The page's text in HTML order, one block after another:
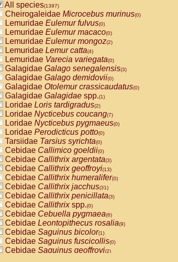
All species(1397)
Cheirogaleidae Microcebus murinus(0)
Lemuridae Eulemur fulvus(0)
Lemuridae Eulemur macaco(0)
Lemuridae Eulemur mongoz(2)
Lemuridae Lemur catta(4)
Lemuridae Varecia variegata(0)
Galagidae Galago senegalensis(3)
Galagidae Galago demidovii(0)
Galagidae Otolemur crassicaudatus(0)
Galagidae Galagidae spp.(1)
Loridae Loris tardigradus(2)
Loridae Nycticebus coucang(7)
Loridae Nycticebus pygmaeus(0)
Loridae Perodicticus potto(0)
Tarsiidae Tarsius syrichta(0)
Cebidae Callimico goeldii(0)
Cebidae Callithrix argentata(3)
Cebidae Callithrix geoffroyi(13)
Cebidae Callithrix humeralifer(0)
Cebidae Callithrix jacchus(31)
Cebidae Callithrix penicillata(3)
Cebidae Callithrixspp.(0)
Cebidae Cebuella pygmaea(6)
Cebidae Leontopithecus rosalia(9)
Cebidae Saguinus bicolor(1)
Cebidae Saguinus fuscicollis(0)
Cebidae Saguinus geoffroyi(2)